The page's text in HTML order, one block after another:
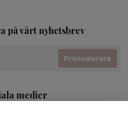
på vårt nyhetsbrev
Prenumerera
medier